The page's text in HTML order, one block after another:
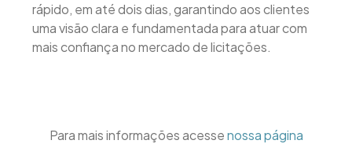
rápido, em até dois dias, garantindo aos clientes
uma visão clara e fundamentada para atuar com
mais confiança no mercado de licitações.
Para mais informações acessenossa página